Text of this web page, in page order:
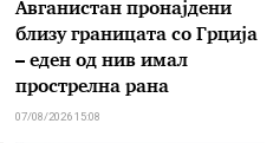
Авганистан пронајдени
близу границата со Грција
– еден од нив имал
прострелна рана
07/08/2026 15:08